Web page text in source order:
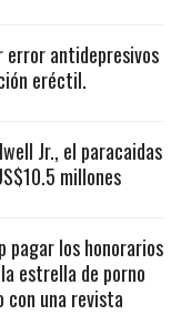
error antidepresivos
eréctil.
Jr., el paracaidas
millones
pagar los honorarios
estrella de porno
con una revista